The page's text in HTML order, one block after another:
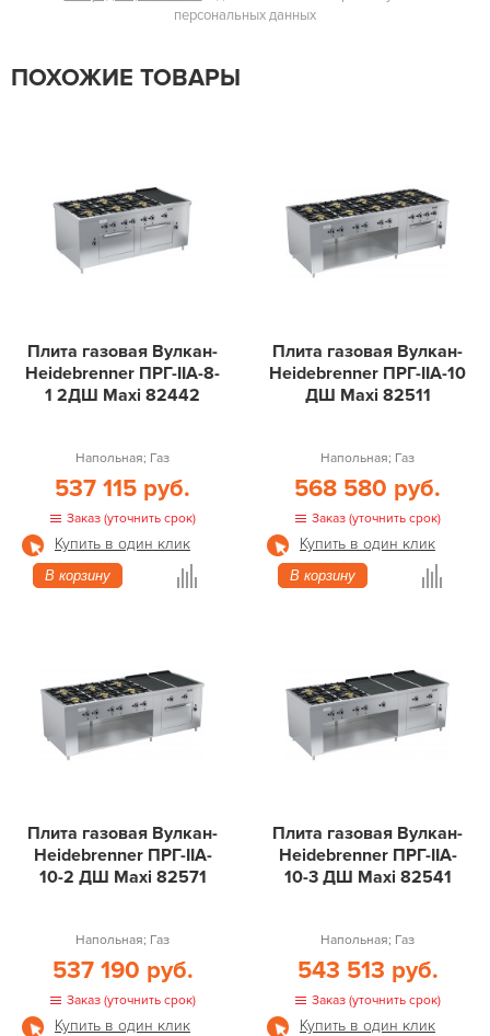
персональных данных
ПОХОЖИЕ ТОВАРЫ
Плита газовая Вулкан-
Heidebrenner ПРГ-IIA-8-
1 2ДШ Maxi 82442
Напольная; Газ
537 115 руб.
Заказ (уточнить срок)
Купить в один клик
В корзину
Плита газовая Вулкан-
Heidebrenner ПРГ-IIA-10
ДШ Maxi 82511
Напольная; Газ
568 580 руб.
Заказ (уточнить срок)
Купить в один клик
В корзину
Плита газовая Вулкан-
Heidebrenner ПРГ-IIA-
10-2 ДШ Maxi 82571
Напольная; Газ
537 190 руб.
Заказ (уточнить срок)
Купить в один клик
Плита газовая Вулкан-
Heidebrenner ПРГ-IIA-
10-3 ДШ Maxi 82541
Напольная; Газ
543 513 руб.
Заказ (уточнить срок)
Купить в один клик